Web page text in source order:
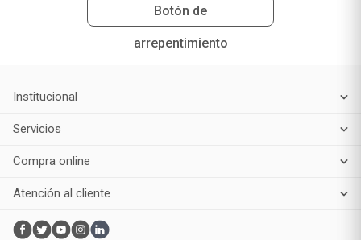
Botón de
arrepentimiento
Institucional
Servicios
Compra online
Atención al cliente